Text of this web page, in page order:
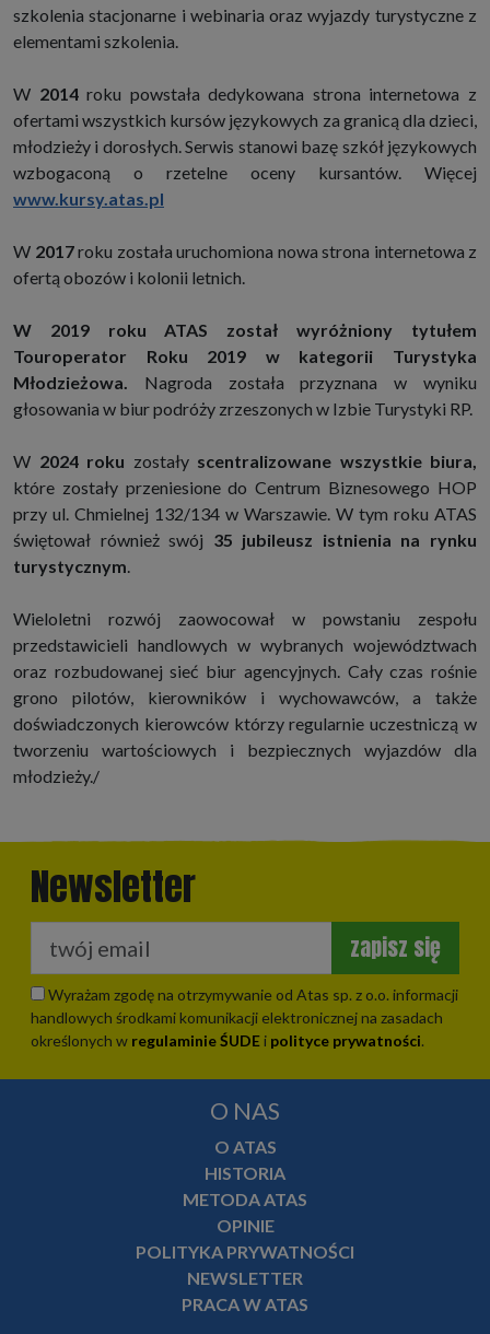
szkolenia stacjonarne i webinaria oraz wyjazdy turystyczne z
elementami szkolenia.
W 2014roku powstała dedykowana strona internetowa z
ofertami wszystkich kursów językowych za granicą dla dzieci,
młodzieży i dorosłych. Serwis stanowi bazę szkół językowych
wzbogaconą o rzetelne oceny kursantów. Więcej
www.kursy.atas.pl
W 2017roku została uruchomiona nowa strona internetowa z
ofertą obozów i kolonii letnich.
W 2019 roku ATAS został wyróżniony tytułem
Touroperator Roku 2019 w kategorii Turystyka
Młodzieżowa. Nagroda została przyznana w wyniku
głosowania w biur podróży zrzeszonych w Izbie Turystyki RP.
W 2024 roku zostały scentralizowane wszystkie biura,
które zostały przeniesione do Centrum Biznesowego HOP
przy ul. Chmielnej 132/134 w Warszawie. W tym roku ATAS
świętował również swój 35 jubileusz istnienia na rynku
turystycznym.
Wieloletni rozwój zaowocował w powstaniu zespołu
przedstawicieli handlowych w wybranych województwach
oraz rozbudowanej sieć biur agencyjnych. Cały czas rośnie
grono pilotów, kierowników i wychowawców, a także
doświadczonych kierowców którzy regularnie uczestniczą w
tworzeniu wartościowych i bezpiecznych wyjazdów dla
młodzieży./
Newsletter
zapisz się
Wyrażam zgodę na otrzymywanie od Atas sp. z o.o. informacji
handlowych środkami komunikacji elektronicznej na zasadach
określonych w regulaminie ŚUDE i polityce prywatności.
O NAS
O ATAS
HISTORIA
METODA ATAS
OPINIE
POLITYKA PRYWATNOŚCI
NEWSLETTER
PRACA W ATAS